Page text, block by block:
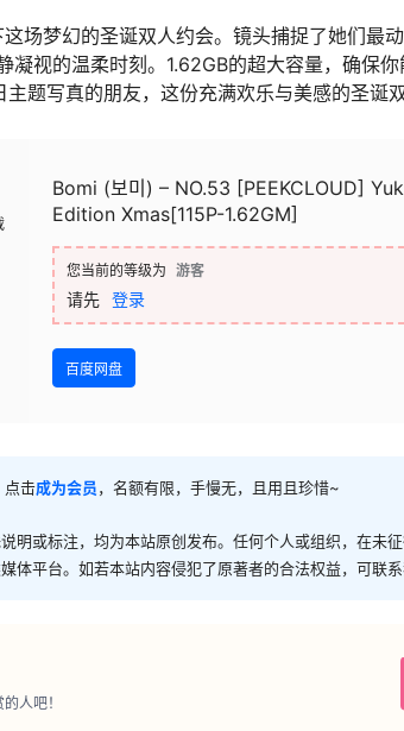
场梦幻的圣诞双人约会。镜头捕捉了她们最
凝视的温柔时刻。1.62GB的超大容量，确保
题写真的朋友，这份充满欢乐与美感的圣诞
Bomi (보미) – NO.53 [PEEKCLOUD]
Edition Xmas[115P-1.62GM]
您当前的等级为 游客
请先 登录
百度网盘
点击成为会员，名额有限，手慢无，且用且珍惜~
明或标注，均为本站原创发布。任何个人或组织，在未
体平台。如若本站内容侵犯了原著者的合法权益，可联系
人吧！